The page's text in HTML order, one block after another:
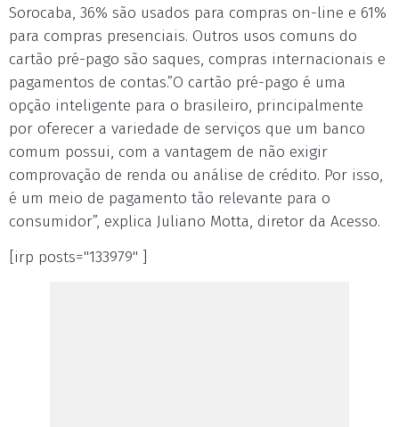
Sorocaba, 36% são usados para compras on-line e 61%
para compras presenciais. Outros usos comuns do
cartão pré-pago são saques, compras internacionais e
pagamentos de contas.”O cartão pré-pago é uma
opção inteligente para o brasileiro, principalmente
por oferecer a variedade de serviços que um banco
comum possui, com a vantagem de não exigir
comprovação de renda ou análise de crédito. Por isso,
é um meio de pagamento tão relevante para o
consumidor”, explica Juliano Motta, diretor da Acesso.
[irp posts="133979" ]